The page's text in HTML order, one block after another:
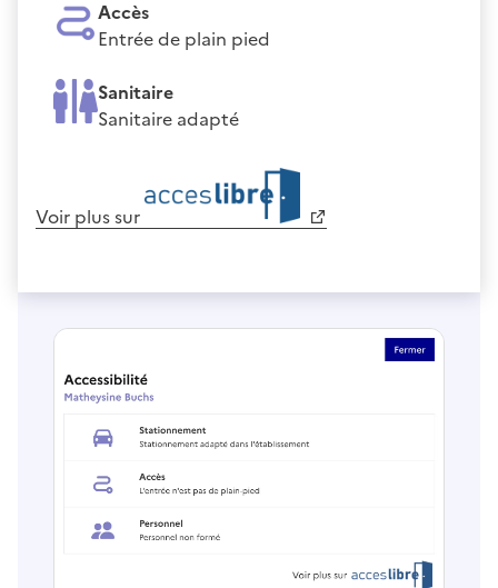
Accès
Entrée de plain pied
Sanitaire
Sanitaire adapté
Voir plus sur